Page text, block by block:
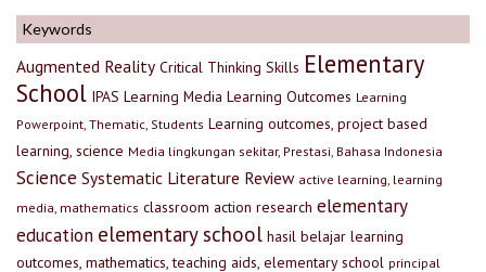
Keywords
Augmented Reality Critical Thinking Skills Elementary
School IPAS Learning Media Learning Outcomes Learning
Powerpoint, Thematic, Students Learning outcomes, project based
learning, science Media lingkungan sekitar, Prestasi, Bahasa Indonesia
Science Systematic Literature Review active learning, learning
media, mathematics classroom action research elementary
education elementary school hasil belajar learning
outcomes, mathematics, teaching aids, elementary school principal